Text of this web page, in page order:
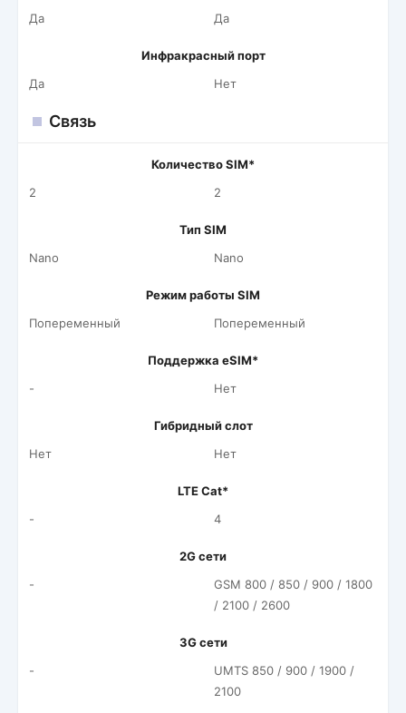
Да
Да
Инфракрасный порт
Да
Нет
Связь
Количество SIM*
2
2
Тип SIM
Nano
Nano
Режим работы SIM
Попеременный
Попеременный
Поддержка eSIM*
-
Нет
Гибридный слот
Нет
Нет
LTE Cat*
-
4
2G сети
-
GSM 800 / 850 / 900 / 1800
/ 2100 / 2600
3G сети
-
UMTS 850 / 900 / 1900 /
2100